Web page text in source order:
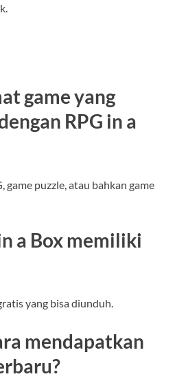
game yang
RPG in a
game puzzle, atau bahkan game
a Box memiliki
yang bisa diunduh.
mendapatkan